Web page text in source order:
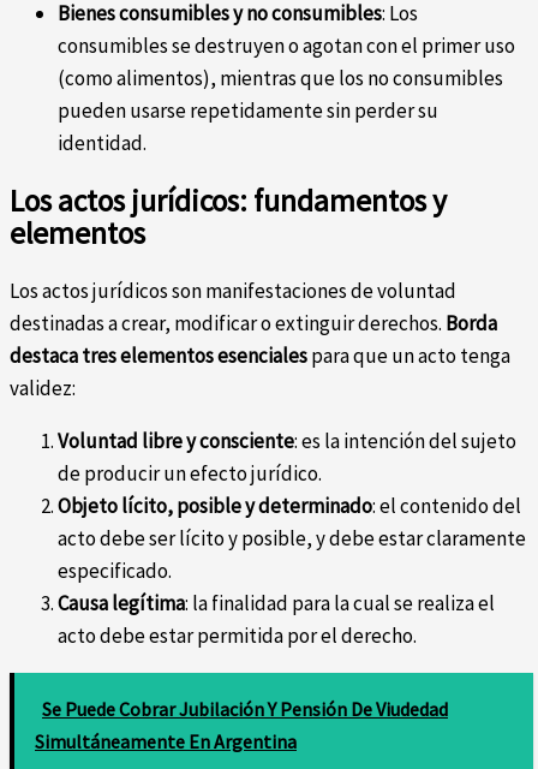
Bienes consumibles y no consumibles: Los
consumibles se destruyen o agotan con el primer uso
(como alimentos), mientras que los no consumibles
pueden usarse repetidamente sin perder su
identidad.
Los actos jurídicos: fundamentos y
elementos
Los actos jurídicos son manifestaciones de voluntad
destinadas a crear, modificar o extinguir derechos. Borda
destaca tres elementos esencialespara que un acto tenga
validez:
Voluntad libre y consciente: es la intención del sujeto
de producir un efecto jurídico.
Objeto lícito, posible y determinado: el contenido del
acto debe ser lícito y posible, y debe estar claramente
especificado.
Causa legítima: la finalidad para la cual se realiza el
acto debe estar permitida por el derecho.
Se Puede Cobrar Jubilación Y Pensión De Viudedad
Simultáneamente En Argentina